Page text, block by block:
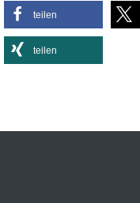
teilen
teilen